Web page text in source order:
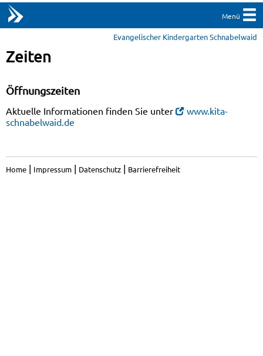
Menü
Evangelischer Kindergarten Schnabelwaid
Zeiten
Öffnungszeiten
Aktuelle Informationen finden Sie unter
www.kita-
schnabelwaid.de
Home | Impressum | Datenschutz | Barrierefreiheit